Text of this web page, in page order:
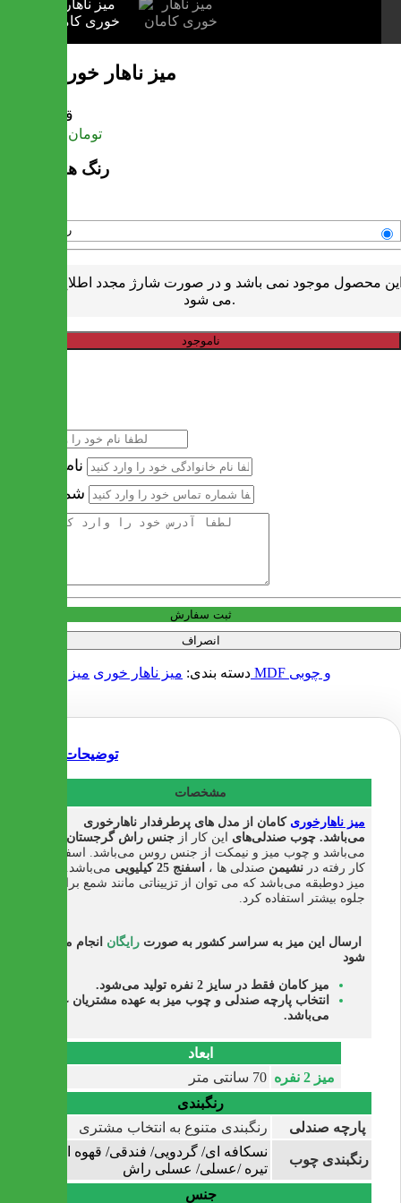
میز ناهار خوری کامان
قیمت
تومان
رنگ های موجود
رنگبندی متنوع
محصول موجود نمی باشد و در صورت شارژ مجدد اطلاع رسانی
می شود.
ناموجود
نام خانوادگی
شماره تماس
ثبت سفارش
انصراف
دسته بندی: میز ناهار خوری میز ناهار خوری MDF و چوبی
توضیحات
مشخصات
میز ناهارخوری کامان از مدل های پرطرفدار ناهارخوری
می‌باشد. چوب صندلی‌های این کار از جنس راش گرجستان
می‌باشد و چوب میز و نیمکت از جنس روس می‌باشد. اسفنج به
کار رفته در نشیمن صندلی ها ، اسفنج 25 کیلیویی
می‌باشد. این
میز دوطبقه می‌باشد که می توان از تزییناتی مانند شمع برای
جلوه بیشتر استفاده کرد.
ارسال این میز به سراسر کشور به صورت رایگان انجام می
شود
میز کامان فقط در سایز 2 نفره تولید می‌شود.
انتخاب پارچه صندلی و چوب میز به عهده مشتریان عزیز
می‌باشد.
ابعاد
میز 2 نفره
70 سانتی متر
رنگبندی
پارچه صندلی
رنگبندی متنوع به انتخاب مشتری
رنگبندی چوب
نسکافه ای/ گردویی/ فندقی/ قهوه ای
تیره /عسلی/ عسلی راش
جنس